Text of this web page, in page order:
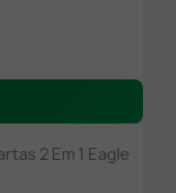
2 Em 1 Eagle